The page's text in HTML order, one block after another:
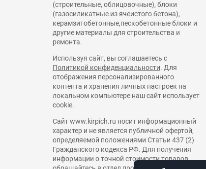
(строительные, облицовочные), блоки
(газосиликатные из ячеистого бетона),
керамзитобетонные,пескобетонные блоки и
другие материалы для строительства и
ремонта.
Используя сайт, вы соглашаетесь с
Политикой конфиденциальности. Для
отображения персонализированного
контента и хранения личных настроек на
локальном компьютере наш сайт использует
cookie.
Сайт www.kirpich.ru носит информационный
характер и не является публичной офертой,
определяемой положениями Статьи 437 (2)
Гражданского кодекса РФ. Для получения
информации о точной стоимости товаров